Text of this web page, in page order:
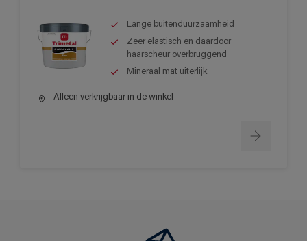
Lange buitenduurzaamheid
Zeer elastisch en daardoor
haarscheur overbruggend
Mineraal mat uiterlijk
Alleen verkrijgbaar in de winkel